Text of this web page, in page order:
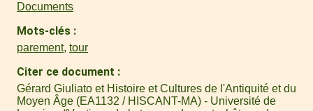
Documents
Mots-clés
parement, tour
Citer ce document
Gérard Giuliato et Histoire et Cultures de l'Antiquité et du
Moyen Âge (EA1132 / HISCANT-MA) - Université de